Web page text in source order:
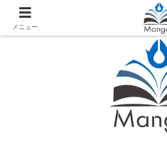
人気おすすめ漫画紹介なら
メニュー